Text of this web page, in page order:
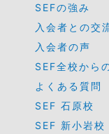
SEFの強み
入会者との交
入会者の声
SEF全校から
よくある質問
SEF 石原校
SEF 新小岩校